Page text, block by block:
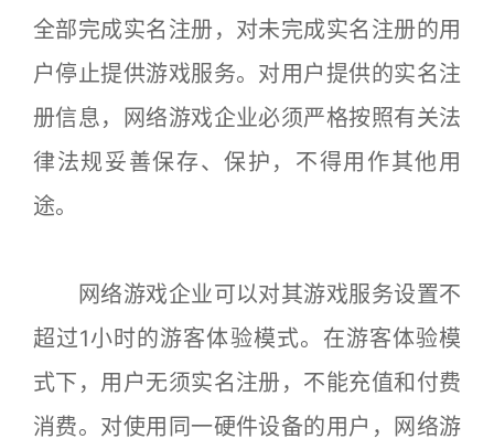
全部完成实名注册，对未完成实名注册的用
户停止提供游戏服务。对用户提供的实名注
册信息，网络游戏企业必须严格按照有关法
律法规妥善保存、保护，不得用作其他用
途。
网络游戏企业可以对其游戏服务设置不
超过1小时的游客体验模式。在游客体验模
式下，用户无须实名注册，不能充值和付费
消费。对使用同一硬件设备的用户，网络游